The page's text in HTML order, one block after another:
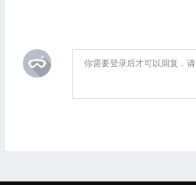
你需要登录后才可以回复，请